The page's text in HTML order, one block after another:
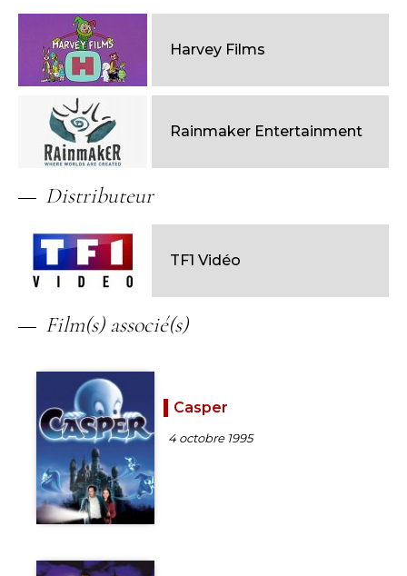
Harvey Films
Rainmaker Entertainment
Distributeur
TF1 Vidéo
Film(s) associé(s)
Casper
4 octobre 1995